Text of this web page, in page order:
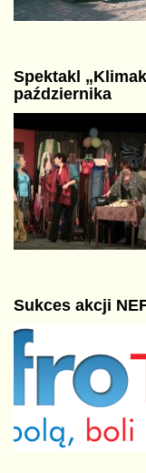
Spektakl
października
Sukces akcji